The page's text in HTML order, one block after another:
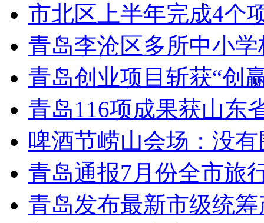
市北区上半年完成4个
青岛李沧区多所中小
青岛创业项目斩获“创
青岛116项成果获山东
啤酒节崂山会场：没有
青岛通报7月份全市旅
青岛发布最新市级统